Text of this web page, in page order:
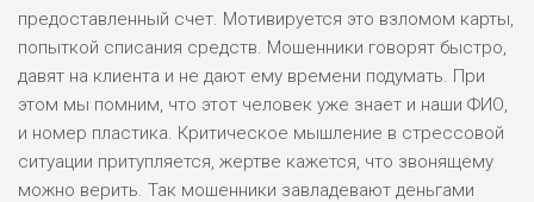
М СТАВОК
ДОХОД: ВЫСОКИЙ
БЮДЖЕТ: НИЗКИЙ
ОБЗОР
предоставленный счет. Мотивируется это взломом карты,
попыткой списания средств. Мошенники говорят быстро,
давят на клиента и не дают ему времени подумать. При
этом мы помним, что этот человек уже знает и наши ФИО,
и номер пластика. Критическое мышление в стрессовой
ситуации притупляется, жертве кажется, что звонящему
можно верить. Так мошенники завладевают деньгами